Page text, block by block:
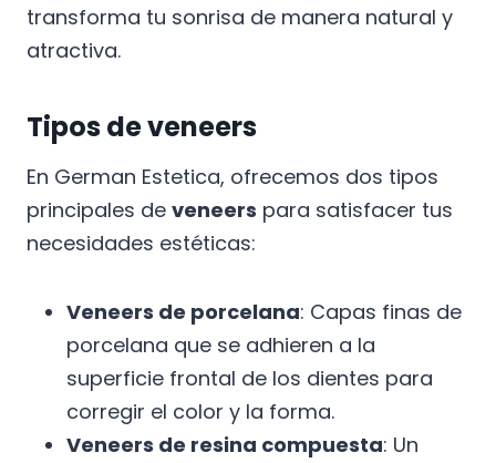
transforma tu sonrisa de manera natural y
atractiva.
Tipos de veneers
En German Estetica, ofrecemos dos tipos
principales de veneers para satisfacer tus
necesidades estéticas:
Veneers de porcelana: Capas finas de
porcelana que se adhieren a la
superficie frontal de los dientes para
corregir el color y la forma.
Veneers de resina compuesta: Un